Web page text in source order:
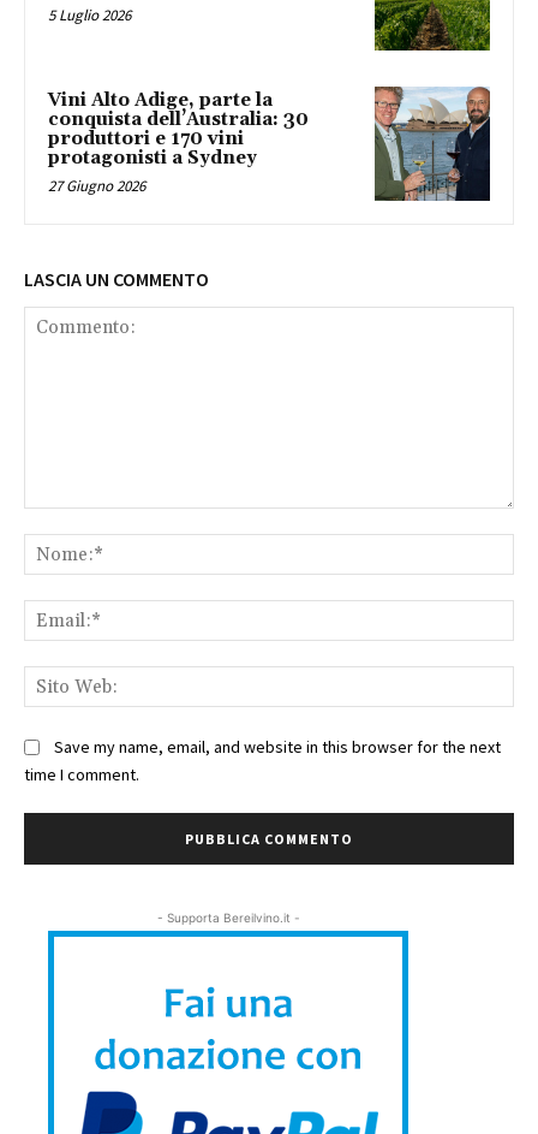
5 Luglio 2026
Vini Alto Adige, parte la
conquista dell’Australia: 30
produttori e 170 vini
protagonisti a Sydney
27 Giugno 2026
LASCIA UN COMMENTO
Save my name, email, and website in this browser for the next
time I comment.
- Supporta Bereilvino.it -